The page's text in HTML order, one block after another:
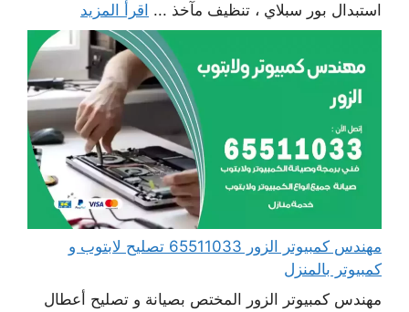
استبدال بور سبلاي ، تنظيف مآخذ ... اقرأ المزيد
مهندس كمبيوتر الزور 65511033 تصليح لابتوب و
كمبيوتر بالمنزل
مهندس كمبيوتر الزور المختص بصيانة و تصليح أعطال